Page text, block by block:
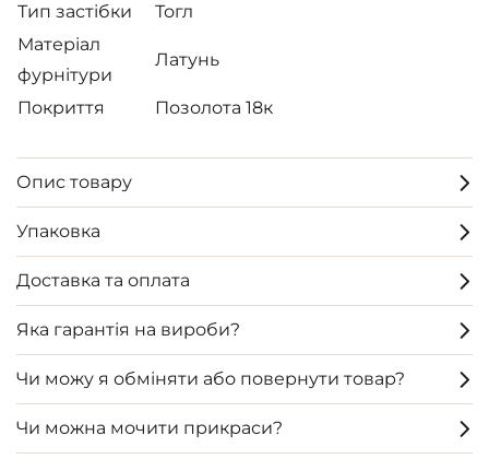
Тип застібки
Тогл
Матеріал
фурнітури
Латунь
Покриття Позолота 18к
Опис товару
Упаковка
Доставка та оплата
Яка гарантія на вироби?
Чи можу я обміняти або повернути товар?
Чи можна мочити прикраси?